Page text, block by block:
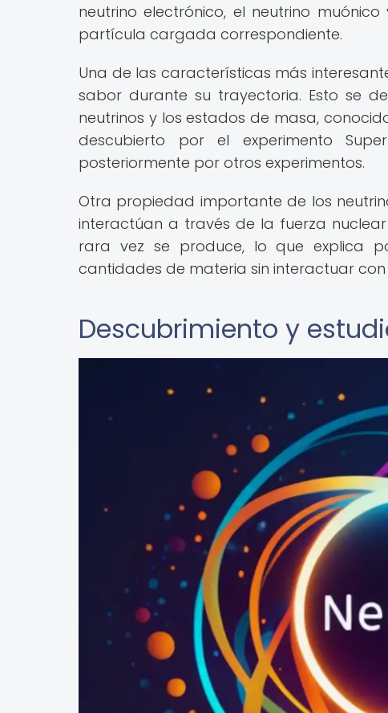
neutrino electrónico, el neutrino
partícula cargada correspondiente.
Una de las características más
sabor durante su trayectoria. Esto se
neutrinos y los estados de masa,
descubierto por el experimento
posteriormente por otros experimentos.
Otra propiedad importante de los
interactúan a través de la fuerza
rara vez se produce, lo que explica
cantidades de materia sin interactuar con
Descubrimiento y